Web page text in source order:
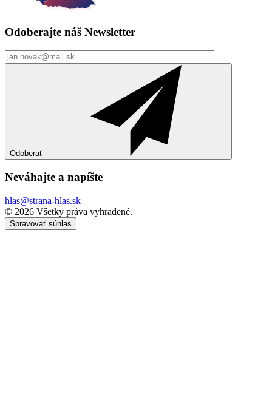
Odoberajte náš Newsletter
Odoberať
Neváhajte a napíšte
hlas@strana-hlas.sk
©️ 2026 Všetky práva vyhradené.
Spravovať súhlas